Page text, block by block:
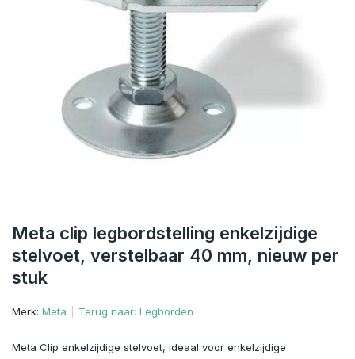
Meta clip legbordstelling enkelzijdige
stelvoet, verstelbaar 40 mm, nieuw per
stuk
Merk: Meta Terug naar: Legborden
Meta Clip enkelzijdige stelvoet, ideaal voor enkelzijdige